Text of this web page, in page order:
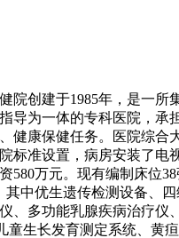
院创建于1985年，是一所
导为一体的专科医院，承
健康保健任务。医院综合
标准设置，病房安装了电
580万元。现有编制床位
其中优生遗传检测设备、
、多功能乳腺疾病治疗仪
童生长发育测定系统、黄